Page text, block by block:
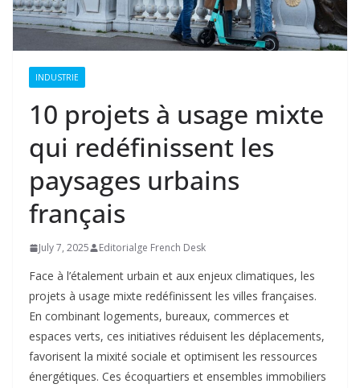
INDUSTRIE
10 projets à usage mixte
qui redéfinissent les
paysages urbains
français
July 7, 2025 Editorialge French Desk
Face à l’étalement urbain et aux enjeux climatiques, les
projets à usage mixte redéfinissent les villes françaises.
En combinant logements, bureaux, commerces et
espaces verts, ces initiatives réduisent les déplacements,
favorisent la mixité sociale et optimisent les ressources
énergétiques. Ces écoquartiers et ensembles immobiliers